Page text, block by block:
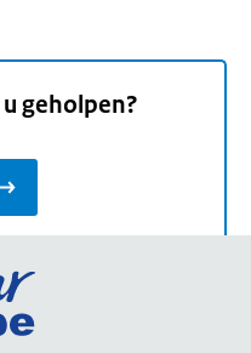
geholpen?
Ga
de